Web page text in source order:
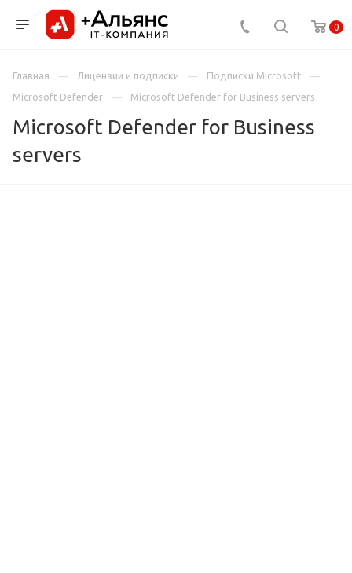
0
Главная Лицензии и подписки
Подписки Microsoft
Microsoft Defender
Microsoft Defender for Business servers
Microsoft Defender for Business
servers